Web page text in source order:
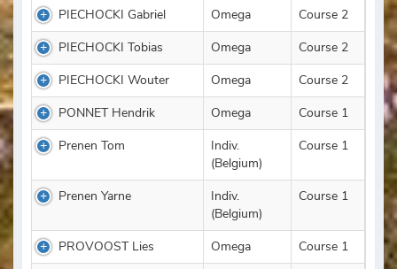
PIECHOCKI Gabriel
Omega
Course 2
PIECHOCKI Tobias
Omega
Course 2
PIECHOCKI Wouter
Omega
Course 2
PONNET Hendrik
Omega
Course 1
Prenen Tom
Indiv.
(Belgium)
Course 1
Prenen Yarne
Indiv.
(Belgium)
Course 1
PROVOOST Lies Omega
Course 1